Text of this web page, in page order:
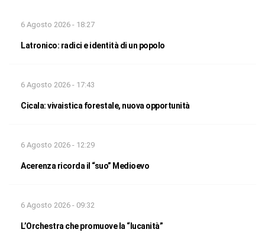
6 Agosto 2026 - 18:27
Latronico: radici e identità di un popolo
6 Agosto 2026 - 17:43
Cicala: vivaistica forestale, nuova opportunità
6 Agosto 2026 - 12:29
Acerenza ricorda il “suo” Medioevo
6 Agosto 2026 - 09:32
L’Orchestra che promuove la “lucanità”